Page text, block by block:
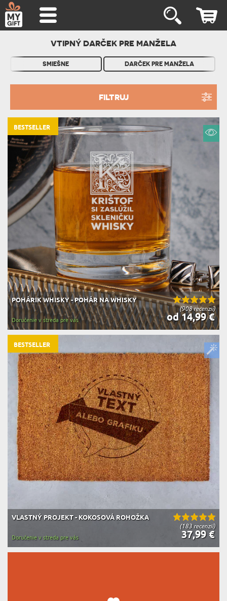
VTIPNÝ DARČEK PRE MANŽELA
SMIEŠNE DARČEK PRE MANŽELA
FILTRUJ
(908 recenzií)
POHÁRIK WHISKY - POHÁR NA WHISKY
od 14,99 €
Doručenie v streda pre vás
BESTSELLER
(183 recenzií)
VLASTNÝ PROJEKT - KOKOSOVÁ ROHOŽKA
37,99 €
Doručenie v streda pre vás
BESTSELLER